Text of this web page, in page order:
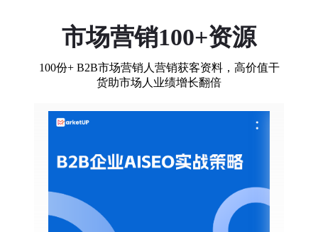
市场营销100+资源
100份+ B2B市场营销人营销获客资料，高价值干
货助市场人业绩增长翻倍